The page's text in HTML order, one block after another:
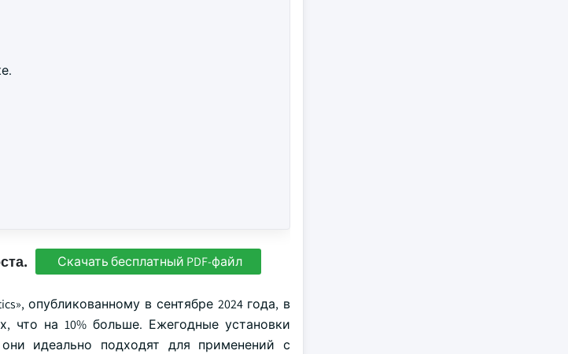
Скачать бесплатный PDF-файл
опубликованному в сентябре 2024 года, в
что на 10% больше. Ежегодные установки
идеально подходят для применений с